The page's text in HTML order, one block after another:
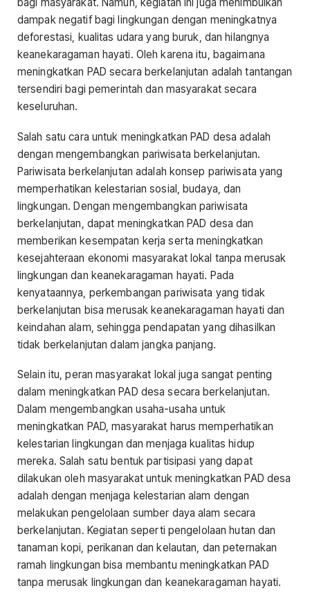
bagi masyarakat. Namun, kegiatan ini juga menimbulkan
dampak negatif bagi lingkungan dengan meningkatnya
deforestasi, kualitas udara yang buruk, dan hilangnya
keanekaragaman hayati. Oleh karena itu, bagaimana
meningkatkan PAD secara berkelanjutan adalah tantangan
tersendiri bagi pemerintah dan masyarakat secara
keseluruhan.
Salah satu cara untuk meningkatkan PAD desa adalah
dengan mengembangkan pariwisata berkelanjutan.
Pariwisata berkelanjutan adalah konsep pariwisata yang
memperhatikan kelestarian sosial, budaya, dan
lingkungan. Dengan mengembangkan pariwisata
berkelanjutan, dapat meningkatkan PAD desa dan
memberikan kesempatan kerja serta meningkatkan
kesejahteraan ekonomi masyarakat lokal tanpa merusak
lingkungan dan keanekaragaman hayati. Pada
kenyataannya, perkembangan pariwisata yang tidak
berkelanjutan bisa merusak keanekaragaman hayati dan
keindahan alam, sehingga pendapatan yang dihasilkan
tidak berkelanjutan dalam jangka panjang.
Selain itu, peran masyarakat lokal juga sangat penting
dalam meningkatkan PAD desa secara berkelanjutan.
Dalam mengembangkan usaha-usaha untuk
meningkatkan PAD, masyarakat harus memperhatikan
kelestarian lingkungan dan menjaga kualitas hidup
mereka. Salah satu bentuk partisipasi yang dapat
dilakukan oleh masyarakat untuk meningkatkan PAD desa
adalah dengan menjaga kelestarian alam dengan
melakukan pengelolaan sumber daya alam secara
berkelanjutan. Kegiatan seperti pengelolaan hutan dan
tanaman kopi, perikanan dan kelautan, dan peternakan
ramah lingkungan bisa membantu meningkatkan PAD
tanpa merusak lingkungan dan keanekaragaman hayati.